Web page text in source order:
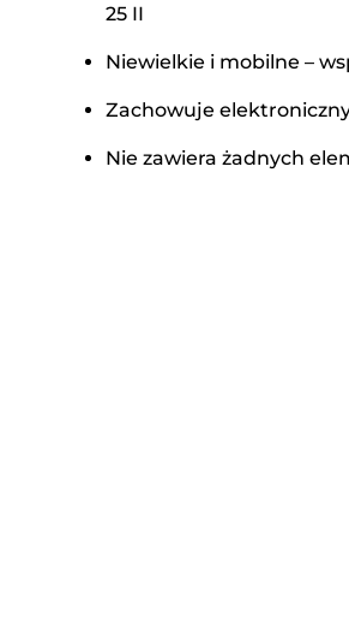
25 II
Niewielkie i mobilne –
Zachowuje
Nie zawiera żadnych